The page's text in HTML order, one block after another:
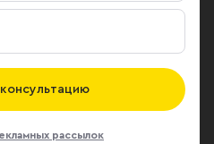
рассылок